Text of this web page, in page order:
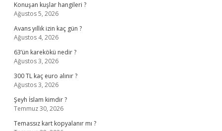
Konuşan kuşlar hangileri ?
Ağustos 5, 2026
Avans yıllık izin kaç gün ?
Ağustos 4, 2026
63’ün karekökü nedir ?
Ağustos 3, 2026
300 TL kaç euro alınır ?
Ağustos 3, 2026
Şeyh İslam kimdir ?
Temmuz 30, 2026
Temassız kart kopyalanır mı ?